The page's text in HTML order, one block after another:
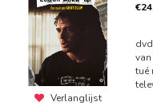
Verlanglijst
tué